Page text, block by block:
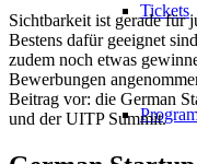
Tickets
Sichtbarkeit ist gerade für
Bestens dafür geeignet
zudem noch etwas
Bewerbungen
Beitrag vor: die German
und der UITP Summit.